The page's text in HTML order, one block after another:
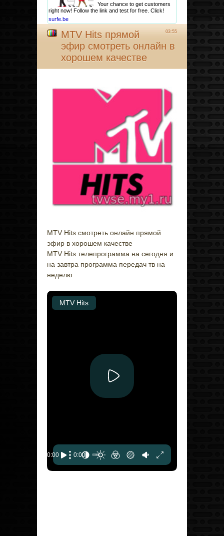
Your chance to get customers
right now! Follow the link and test for free. Click!
surfe.be
03:55
MTV Hits прямой
эфир смотреть онлайн в
хорошем качестве
MTV Hits смотреть онлайн прямой
эфир в хорошем качестве
MTV Hits телепрограмма на сегодня и
на завтра программа передач тв на
неделю